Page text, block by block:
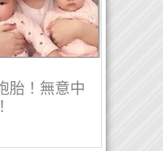
胎！無意中